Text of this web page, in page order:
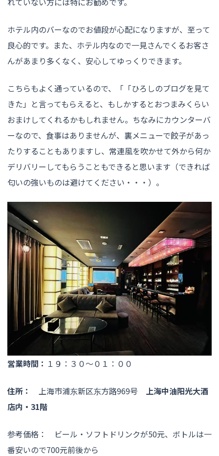
ホテル内のバーなのでお値段が心配になりますが、至って
良心的です。また、ホテル内なので一見さんでくるお客さ
んがあまり多くなく、安心してゆっくりできます。
こちらもよく通っているので、「「ひろしのブログを見て
きた」と言ってもらえると、もしかするとおつまみくらい
おまけしてくれるかもしれません。ちなみにカウンターバ
ーなので、食事はありませんが、裏メニューで餃子があっ
たりすることもありますし、常連風を吹かせて外から何か
デリバリーしてもらうこともできると思います（できれば
匂いの強いものは避けてください・・・）。
営業時間： １９：３０〜０１：００
住所： 上海市浦东新区东方路969号
上海中油阳光大酒
店内・31階
参考価格： ビール・ソフトドリンクが50元、ボトルは一
番安いので700元前後から